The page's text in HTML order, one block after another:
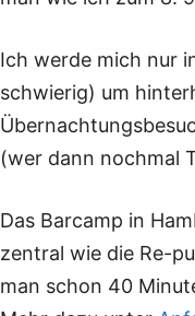
Ich werde mich nur
schwierig) um
(wer dann nochmal
Das Barcamp in
zentral wie die Re-
man schon 40